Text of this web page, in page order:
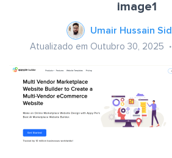
image1
Umair Hussain
Atualizado em Outubro 30, 2025